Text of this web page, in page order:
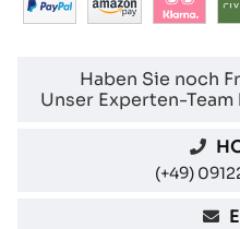
Haben Sie noch
Unser Experten-
(+49)